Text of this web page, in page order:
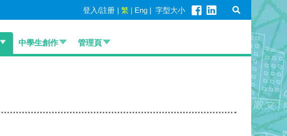
登入/註册 | 繁 | Eng | 字型大小
中學生創作 管理頁